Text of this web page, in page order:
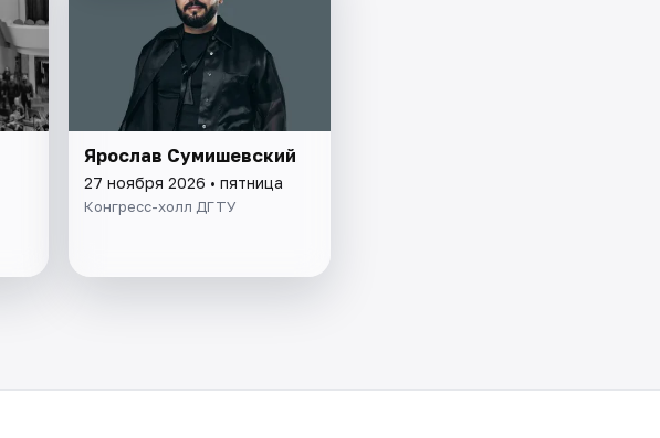
Ярослав Сумишевский
27 ноября 2026 • пятница
Конгресс-холл ДГТУ